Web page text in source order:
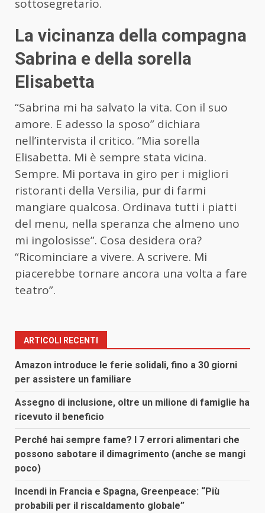
sottosegretario.
La vicinanza della compagna
Sabrina e della sorella
Elisabetta
“Sabrina mi ha salvato la vita. Con il suo
amore. E adesso la sposo” dichiara
nell’intervista il critico. “Mia sorella
Elisabetta. Mi è sempre stata vicina.
Sempre. Mi portava in giro per i migliori
ristoranti della Versilia, pur di farmi
mangiare qualcosa. Ordinava tutti i piatti
del menu, nella speranza che almeno uno
mi ingolosisse”. Cosa desidera ora?
“Ricominciare a vivere. A scrivere. Mi
piacerebbe tornare ancora una volta a fare
teatro”.
ARTICOLI RECENTI
Amazon introduce le ferie solidali, fino a 30 giorni
per assistere un familiare
Assegno di inclusione, oltre un milione di famiglie ha
ricevuto il beneficio
Perché hai sempre fame? I 7 errori alimentari che
possono sabotare il dimagrimento (anche se mangi
poco)
Incendi in Francia e Spagna, Greenpeace: “Più
probabili per il riscaldamento globale”